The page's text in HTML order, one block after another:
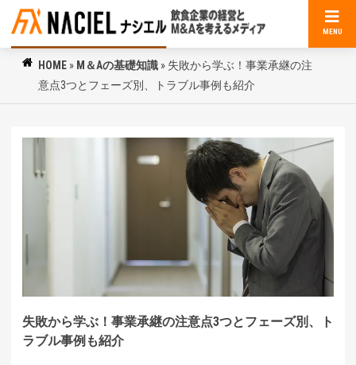
MENU
HOME » M＆Aの基礎知識 » 失敗から学ぶ！事業承継の注
意点3つとフェーズ別、トラブル事例も紹介
失敗から学ぶ！事業承継の注意点3つとフェーズ別、ト
ラブル事例も紹介